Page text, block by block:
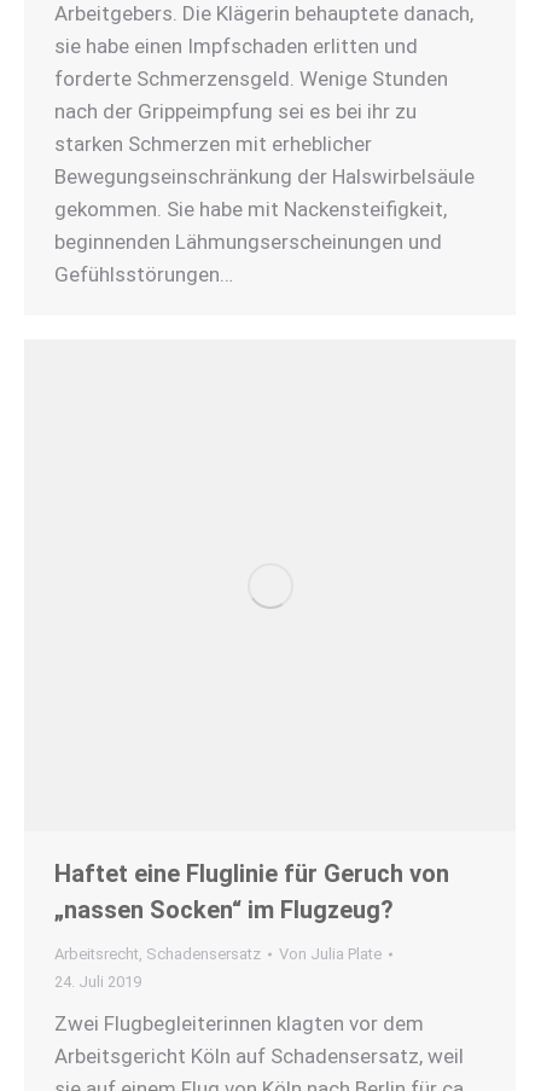
Arbeitgebers. Die Klägerin behauptete danach,
sie habe einen Impfschaden erlitten und
forderte Schmerzensgeld. Wenige Stunden
nach der Grippeimpfung sei es bei ihr zu
starken Schmerzen mit erheblicher
Bewegungseinschränkung der Halswirbelsäule
gekommen. Sie habe mit Nackensteifigkeit,
beginnenden Lähmungserscheinungen und
Gefühlsstörungen…
Haftet eine Fluglinie für Geruch von
„nassen Socken“ im Flugzeug?
Arbeitsrecht, Schadensersatz Von Julia Plate
24. Juli 2019
Zwei Flugbegleiterinnen klagten vor dem
Arbeitsgericht Köln auf Schadensersatz, weil